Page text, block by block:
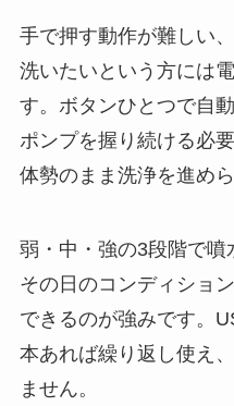
手で押す動作が難しい
洗いたいという方には
す。ボタンひとつで自
ポンプを握り続ける必
体勢のまま洗浄を進めら
弱・中・強の3段階で噴
その日のコンディショ
できるのが強みです。
本あれば繰り返し使え
ません。